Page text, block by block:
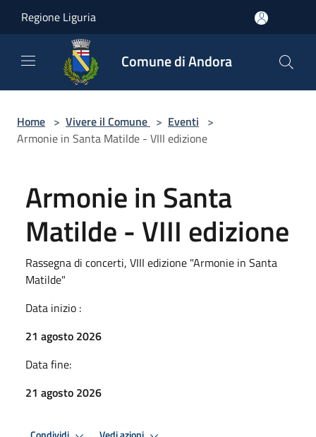
Regione Liguria
Comune di Andora
Home > Vivere il Comune > Eventi >
Armonie in Santa Matilde - VIII edizione
Armonie in Santa
Matilde - VIII edizione
Rassegna di concerti, VIII edizione "Armonie in Santa
Matilde"
Data inizio :
21 agosto 2026
Data fine:
21 agosto 2026